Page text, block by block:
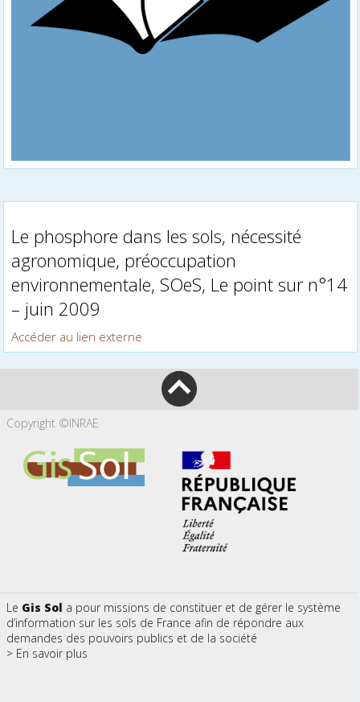
Le phosphore dans les sols, nécessité
agronomique, préoccupation
environnementale, SOeS, Le point sur n°14
– juin 2009
Accéder au lien externe
Copyright ©INRAE
Le Gis Sol a pour missions de constituer et de gérer le système
d’information sur les sols de France afin de répondre aux
demandes des pouvoirs publics et de la société
> En savoir plus